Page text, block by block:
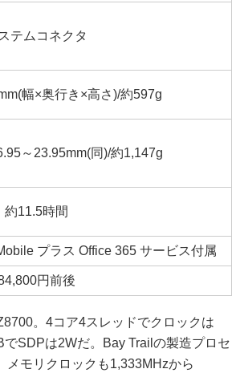
テムコネクタ
幅×奥行き×高さ)/約597g
～23.95mm(同)/約1,147g
約11.5時間
プラス Office 365 サービス付属
円前後
。4コア4スレッドでクロックは
SDPは2Wだ。Bay Trailの製造プロセ
メモリクロックも1,333MHzから